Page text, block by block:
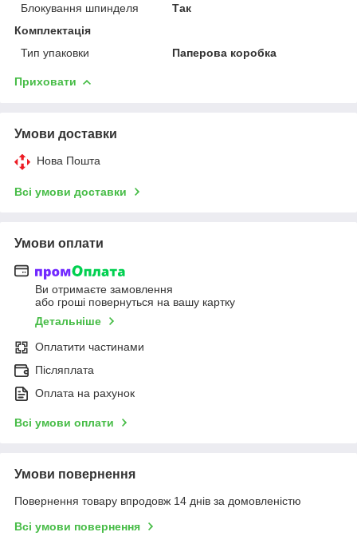
Блокування шпинделя
Так
Комплектація
Тип упаковки
Паперова коробка
Приховати
Умови доставки
Нова Пошта
Всі умови доставки
Умови оплати
Ви отримаєте замовлення
або гроші повернуться на вашу картку
Детальніше
Оплатити частинами
Післяплата
Оплата на рахунок
Всі умови оплати
Умови повернення
Повернення товару впродовж 14 днів за домовленістю
Всі умови повернення